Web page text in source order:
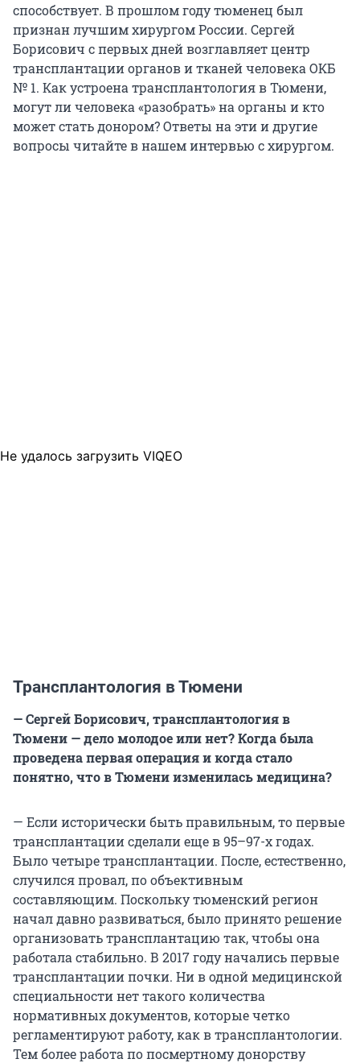
способствует. В прошлом году тюменец был
признан лучшим хирургом России. Сергей
Борисович с первых дней возглавляет центр
трансплантации органов и тканей человека ОКБ
№ 1. Как устроена трансплантология в Тюмени,
могут ли человека «разобрать» на органы и кто
может стать донором? Ответы на эти и другие
вопросы читайте в нашем интервью с хирургом.
Не удалось загрузить VIQEO
Трансплантология в Тюмени
— Сергей Борисович, трансплантология в
Тюмени — дело молодое или нет? Когда была
проведена первая операция и когда стало
понятно, что в Тюмени изменилась медицина?
— Если исторически быть правильным, то первые
трансплантации сделали еще в 95–97-х годах.
Было четыре трансплантации. После, естественно,
случился провал, по объективным
составляющим. Поскольку тюменский регион
начал давно развиваться, было принято решение
организовать трансплантацию так, чтобы она
работала стабильно. В 2017 году начались первые
трансплантации почки. Ни в одной медицинской
специальности нет такого количества
нормативных документов, которые четко
регламентируют работу, как в трансплантологии.
Тем более работа по посмертному донорству